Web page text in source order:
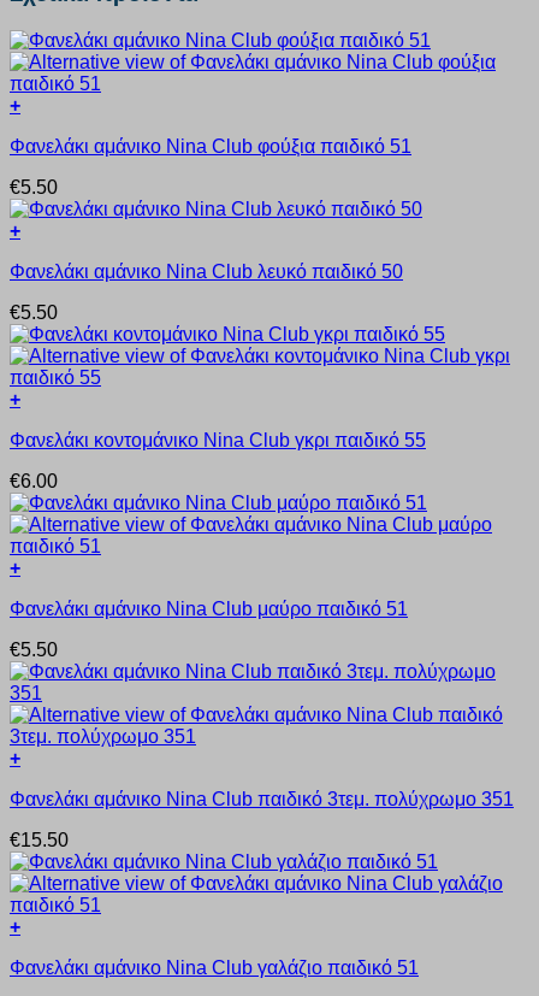
+
το
έχει
πολλαπλές
παραλλαγές.
επιλογές
να
επιλεγούν
στη
σελίδα
του
προϊόντος
Φανελάκι αμάνικο Nina Club φούξια παιδικό 51
€5.50
+
το
έχει
πολλαπλές
παραλλαγές.
Οι
επιλογές
να
στη
σελίδα
του
προϊόντος
Φανελάκι αμάνικο Nina Club λευκό παιδικό 50
€5.50
+
το
έχει
πολλαπλές
παραλλαγές.
Οι
επιλογές
να
στη
σελίδα
του
προϊόντος
Φανελάκι κοντομάνικο Nina Club γκρι παιδικό 55
€6.00
+
το
έχει
πολλαπλές
παραλλαγές.
Οι
επιλογές
μπορούν
επιλεγούν
σελίδα
του
προϊόντος
Φανελάκι αμάνικο Nina Club μαύρο παιδικό 51
€5.50
+
το
έχει
πολλαπλές
παραλλαγές.
Οι
επιλογές
να
Φανελάκι αμάνικο Nina Club παιδικό 3τεμ. πολύχρωμο 351
€15.50
+
το
Φανελάκι αμάνικο Nina Club γαλάζιο παιδικό 51